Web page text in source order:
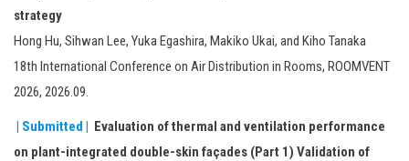
strategy
Hong Hu, Sihwan Lee, Yuka Egashira, Makiko Ukai, and Kiho Tanaka
18th International Conference on Air Distribution in Rooms, ROOMVENT
2026, 2026.09.
| Submitted | Evaluation of thermal and ventilation performance
on plant-integrated double-skin façades (Part 1) Validation of